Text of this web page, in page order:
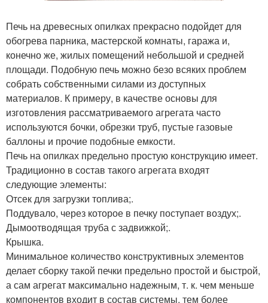
Печь на древесных опилках прекрасно подойдет для
обогрева парника, мастерской комнаты, гаража и,
конечно же, жилых помещений небольшой и средней
площади. Подобную печь можно безо всяких проблем
собрать собственными силами из доступных
материалов. К примеру, в качестве основы для
изготовления рассматриваемого агрегата часто
используются бочки, обрезки труб, пустые газовые
баллоны и прочие подобные емкости.
Печь на опилках предельно простую конструкцию имеет.
Традиционно в состав такого агрегата входят
следующие элементы:
Отсек для загрузки топлива;.
Поддувало, через которое в печку поступает воздух;.
Дымоотводящая труба с задвижкой;.
Крышка.
Минимальное количество конструктивных элементов
делает сборку такой печки предельно простой и быстрой,
а сам агрегат максимально надежным, т. к. чем меньше
компонентов входит в состав системы, тем более